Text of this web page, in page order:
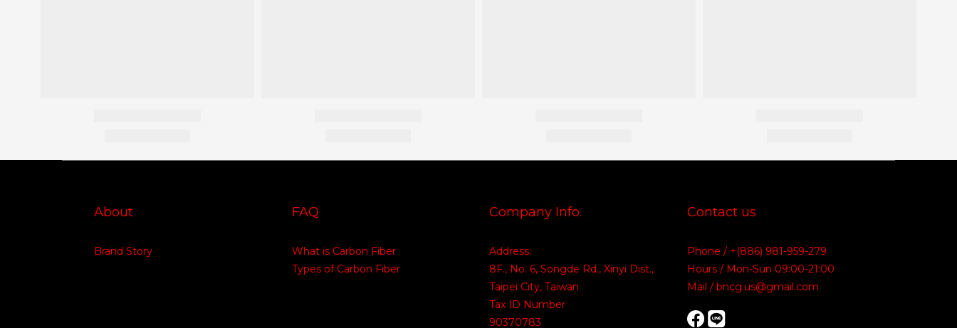
About
Brand Story
FAQ
What is Carbon Fiber
Types of Carbon Fiber
Company Info.
Address:
8F., No. 6, Songde Rd., Xinyi Dist.,
Taipei City, Taiwan
Tax ID Number
90370783
Contact us
Phone / +(886) 981-959-279
Hours / Mon-Sun 09:00-21:00
Mail / bncg.us@gmail.com